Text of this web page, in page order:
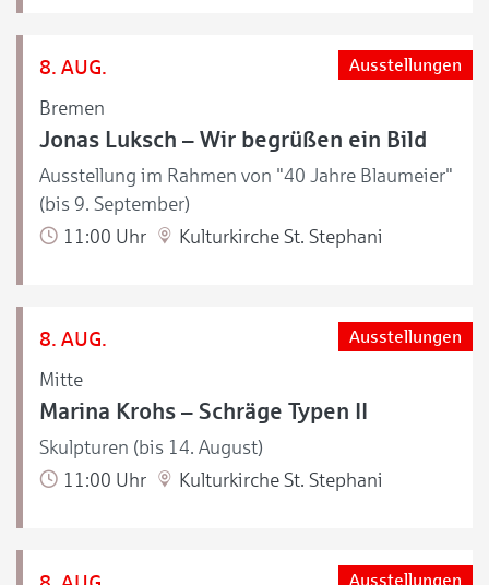
8. AUG.
Bremen
Ausstellungen
Jonas Luksch – Wir begrüßen ein Bild
Ausstellung im Rahmen von "40 Jahre Blaumeier"
(bis 9. September)
11:00 Uhr
Kulturkirche St. Stephani
8. AUG.
Mitte
Ausstellungen
Marina Krohs – Schräge Typen II
Skulpturen (bis 14. August)
11:00 Uhr
Kulturkirche St. Stephani
Ausstellungen